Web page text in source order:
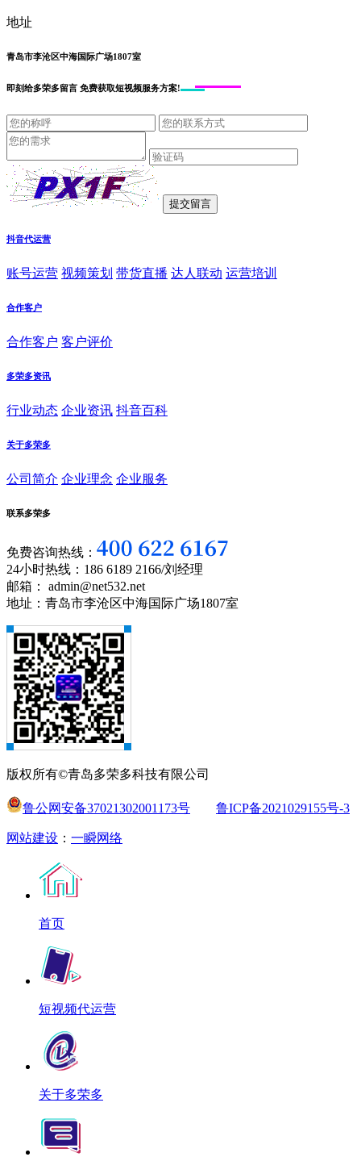
地址
青岛市李沧区中海国际广场1807室
即刻给多荣多留言 免费获取短视频服务方案!
抖音代运营
账号运营 视频策划 带货直播 达人联动 运营培训
合作客户
合作客户 客户评价
多荣多资讯
行业动态 企业资讯 抖音百科
关于多荣多
公司简介 企业理念 企业服务
联系多荣多
免费咨询热线：
24小时热线：186 6189 2166/刘经理
邮箱： admin@net532.net
地址：青岛市李沧区中海国际广场1807室
版权所有©青岛多荣多科技有限公司
鲁公网安备37021302001173号 鲁ICP备2021029155号-3
网站建设 ： 一瞬网络
首页
短视频代运营
关于多荣多